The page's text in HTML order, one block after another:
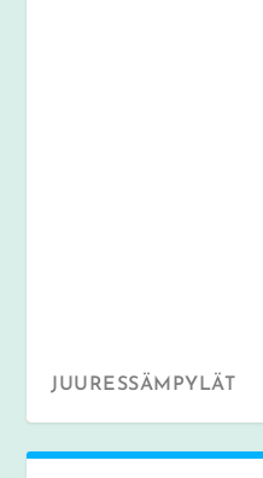
JUURESSÄMPYLÄT